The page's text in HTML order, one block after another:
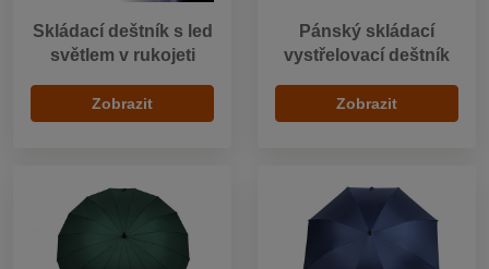
Skládací deštník s led
světlem v rukojeti
Zobrazit
Pánský skládací
vystřelovací deštník
Zobrazit